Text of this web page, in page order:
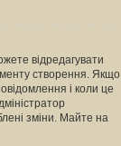
відредагувати
створення. Якщо
і коли це
зміни. Майте на